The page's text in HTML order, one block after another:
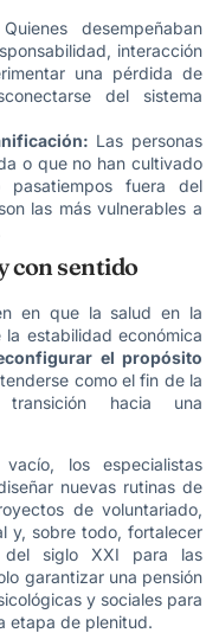
Quienes desempeñaban
interacción
una pérdida de
del sistema
Las personas
o que no han cultivado
fuera del
las más vulnerables a
con sentido
en que la salud en la
estabilidad económica
el propósito
como el fin de la
hacia una
los especialistas
nuevas rutinas de
de voluntariado,
y, sobre todo, fortalecer
del siglo XXI para las
garantizar una pensión
y sociales para
etapa de plenitud.